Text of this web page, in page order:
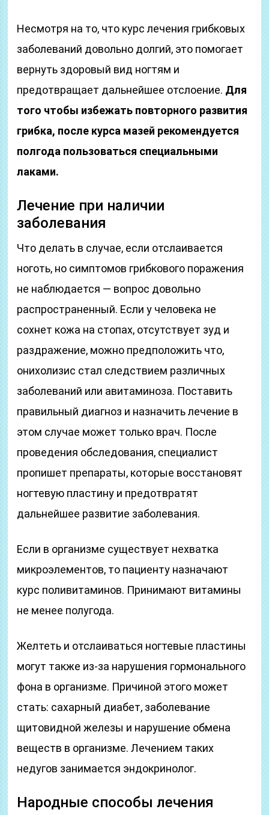
Несмотря на то, что курс лечения грибковых
заболеваний довольно долгий, это помогает
вернуть здоровый вид ногтям и
предотвращает дальнейшее отслоение. Для
того чтобы избежать повторного развития
грибка, после курса мазей рекомендуется
полгода пользоваться специальными
лаками.
Лечение при наличии
заболевания
Что делать в случае, если отслаивается
ноготь, но симптомов грибкового поражения
не наблюдается — вопрос довольно
распространенный. Если у человека не
сохнет кожа на стопах, отсутствует зуд и
раздражение, можно предположить что,
онихолизис стал следствием различных
заболеваний или авитаминоза. Поставить
правильный диагноз и назначить лечение в
этом случае может только врач. После
проведения обследования, специалист
пропишет препараты, которые восстановят
ногтевую пластину и предотвратят
дальнейшее развитие заболевания.
Если в организме существует нехватка
микроэлементов, то пациенту назначают
курс поливитаминов. Принимают витамины
не менее полугода.
Желтеть и отслаиваться ногтевые пластины
могут также из-за нарушения гормонального
фона в организме. Причиной этого может
стать: сахарный диабет, заболевание
щитовидной железы и нарушение обмена
веществ в организме. Лечением таких
недугов занимается эндокринолог.
Народные способы лечения